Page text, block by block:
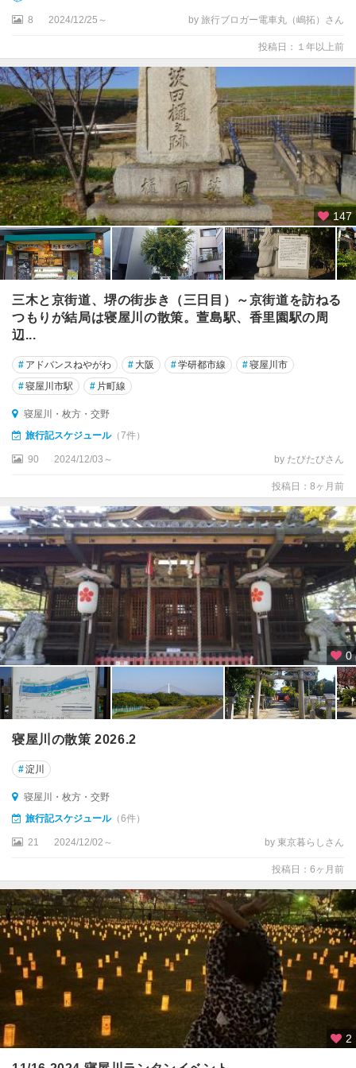
8 2024/12/25～ by 旅行ブロガー電車丸（嶋拓）さん
投稿日：１年以上前
147
三木と京街道、堺の街歩き（三日目）～京街道を訪ねる
つもりが結局は寝屋川の散策。萱島駅、香里園駅の周
辺...
# アドバンスねやがわ # 大阪 #学研都市線 #寝屋川市
#寝屋川市駅 # 片町線
寝屋川・枚方・交野
旅行記スケジュール（7件）
90 2024/12/03～ by たびたびさん
投稿日：8ヶ月前
0
寝屋川の散策 2026.2
#淀川
寝屋川・枚方・交野
旅行記スケジュール（6件）
21 2024/12/02～ by 東京暮らしさん
投稿日：6ヶ月前
2